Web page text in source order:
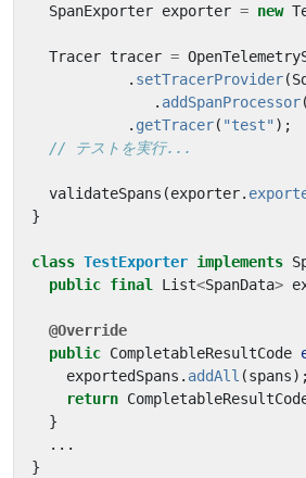
SpanExporter exporter = new
Tracer tracer =
. setTracerProvider(
. addSpanProcessor(
. getTracer( "test" );
// テストを実行...
validateSpans (exporter.
}
class TestExporter implements
public final List<SpanData>
@Override
public CompletableResultCode
exportedSpans . addAll (spans);
return
}
...
}